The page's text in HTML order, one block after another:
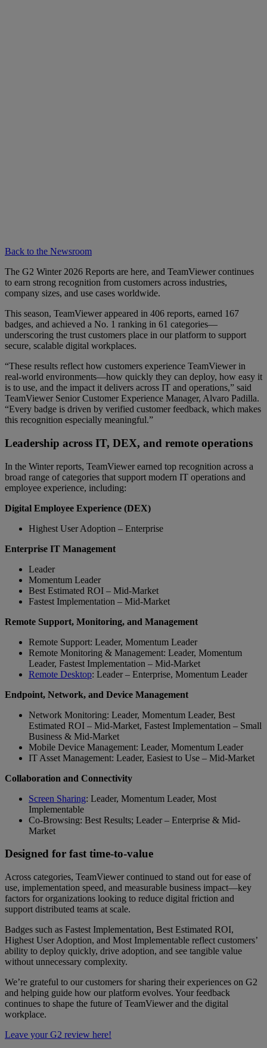
Back to the Newsroom
The G2 Winter 2026 Reports are here, and TeamViewer continues
to earn strong recognition from customers across industries,
company sizes, and use cases worldwide.
This season, TeamViewer appeared in 406 reports, earned 167
badges, and achieved a No. 1 ranking in 61 categories—
underscoring the trust customers place in our platform to support
secure, scalable digital workplaces.
“These results reflect how customers experience TeamViewer in
real-world environments—how quickly they can deploy, how easy it
is to use, and the impact it delivers across IT and operations,” said
TeamViewer Senior Customer Experience Manager, Alvaro Padilla.
“Every badge is driven by verified customer feedback, which makes
this recognition especially meaningful.”
Leadership across IT, DEX, and remote operations
In the Winter reports, TeamViewer earned top recognition across a
broad range of categories that support modern IT operations and
employee experience, including:
Digital Employee Experience (DEX)
Highest User Adoption – Enterprise
Enterprise IT Management
Leader
Momentum Leader
Best Estimated ROI – Mid-Market
Fastest Implementation – Mid-Market
Remote Support, Monitoring, and Management
Remote Support: Leader, Momentum Leader
Remote Monitoring & Management: Leader, Momentum
Leader, Fastest Implementation – Mid-Market
Remote Desktop: Leader – Enterprise, Momentum Leader
Endpoint, Network, and Device Management
Network Monitoring: Leader, Momentum Leader, Best
Estimated ROI – Mid-Market, Fastest Implementation – Small
Business & Mid-Market
Mobile Device Management: Leader, Momentum Leader
IT Asset Management: Leader, Easiest to Use – Mid-Market
Collaboration and Connectivity
Screen Sharing: Leader, Momentum Leader, Most
Implementable
Co-Browsing: Best Results; Leader – Enterprise & Mid-
Market
Designed for fast time-to-value
Across categories, TeamViewer continued to stand out for ease of
use, implementation speed, and measurable business impact—key
factors for organizations looking to reduce digital friction and
support distributed teams at scale.
Badges such as Fastest Implementation, Best Estimated ROI,
Highest User Adoption, and Most Implementable reflect customers’
ability to deploy quickly, drive adoption, and see tangible value
without unnecessary complexity.
We’re grateful to our customers for sharing their experiences on G2
and helping guide how our platform evolves. Your feedback
continues to shape the future of TeamViewer and the digital
workplace.
Leave your G2 review here!